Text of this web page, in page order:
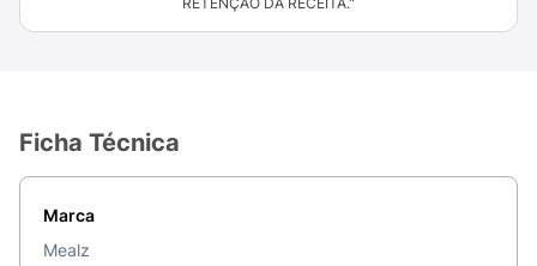
Ficha Técnica
Marca
Mealz